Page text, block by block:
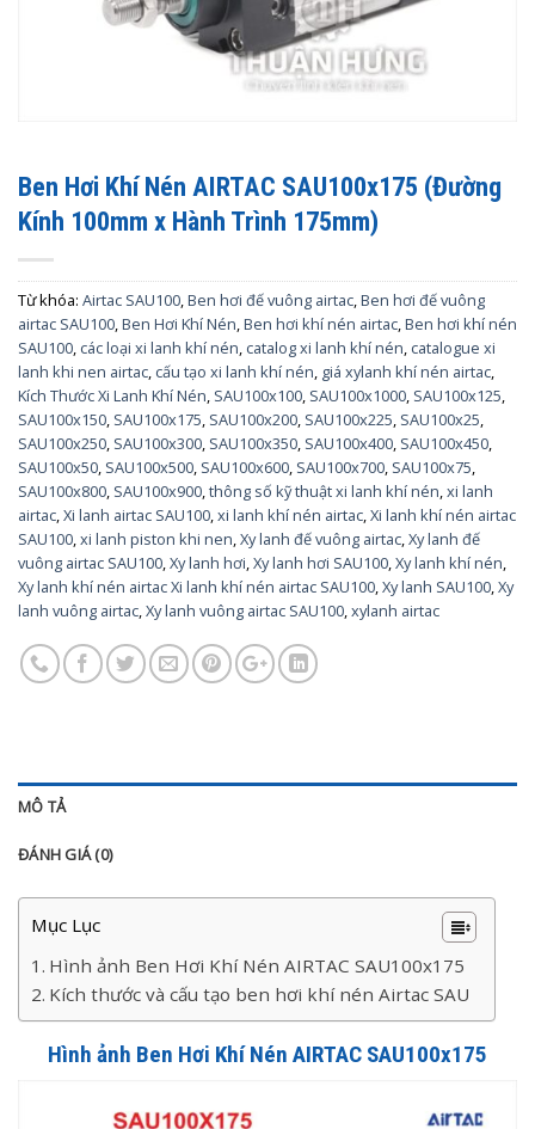
Ben Hơi Khí Nén AIRTAC SAU100x175 (Đường
Kính 100mm x Hành Trình 175mm)
Từ khóa: Airtac SAU100,Ben hơi đế vuông airtac,Ben hơi đế vuông
airtac SAU100,Ben Hơi Khí Nén,Ben hơi khí nén airtac,Ben hơi khí nén
SAU100, các loại xi lanh khí nén, catalog xi lanh khí nén, catalogue xi
lanh khi nen airtac, cấu tạo xi lanh khí nén, giá xylanh khí nén airtac,
Kích Thước Xi Lanh Khí Nén, SAU100x100, SAU100x1000, SAU100x125,
SAU100x150, SAU100x175, SAU100x200, SAU100x225, SAU100x25,
SAU100x250, SAU100x300, SAU100x350, SAU100x400, SAU100x450,
SAU100x50, SAU100x500, SAU100x600, SAU100x700, SAU100x75,
SAU100x800, SAU100x900,thông số kỹ thuật xi lanh khí nén,xi lanh
airtac,Xi lanh airtac SAU100,xi lanh khí nén airtac,Xi lanh khí nén airtac
SAU100,xi lanh piston khi nen,Xy lanh đế vuông airtac,Xy lanh đế
vuông airtac SAU100,Xy lanh hơi,Xy lanh hơi SAU100,Xy lanh khí nén,
Xy lanh khí nén airtac Xi lanh khí nén airtac SAU100,Xy lanh SAU100,Xy
lanh vuông airtac,Xy lanh vuông airtac SAU100,xylanh airtac
MÔ TẢ
ĐÁNH GIÁ (0)
Mục Lục
Hình ảnh Ben Hơi Khí Nén AIRTAC SAU100x175
Kích thước và cấu tạo ben hơi khí nén Airtac SAU
Hình ảnh Ben Hơi Khí Nén AIRTAC SAU100x175